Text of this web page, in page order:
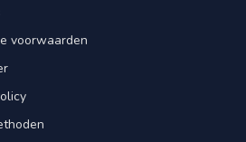
voorwaarden